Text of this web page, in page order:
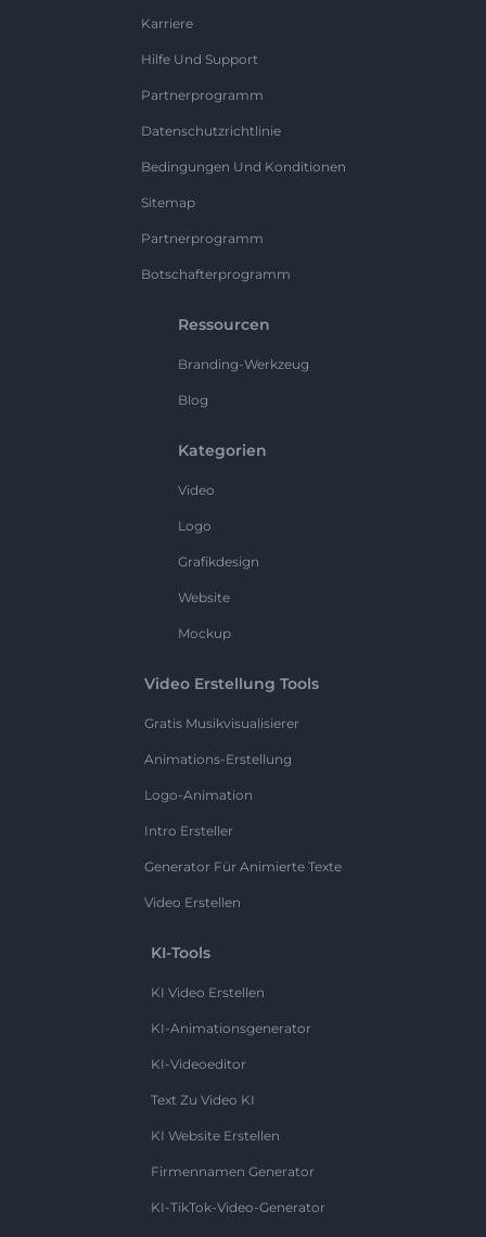
Karriere
Hilfe Und Support
Partnerprogramm
Datenschutzrichtlinie
Bedingungen Und Konditionen
Sitemap
Partnerprogramm
Botschafterprogramm
Ressourcen
Branding-Werkzeug
Blog
Kategorien
Video
Logo
Grafikdesign
Website
Mockup
Video Erstellung Tools
Gratis Musikvisualisierer
Animations-Erstellung
Logo-Animation
Intro Ersteller
Generator Für Animierte Texte
Video Erstellen
KI-Tools
KI Video Erstellen
KI-Animationsgenerator
KI-Videoeditor
Text Zu Video KI
KI Website Erstellen
Firmennamen Generator
KI-TikTok-Video-Generator